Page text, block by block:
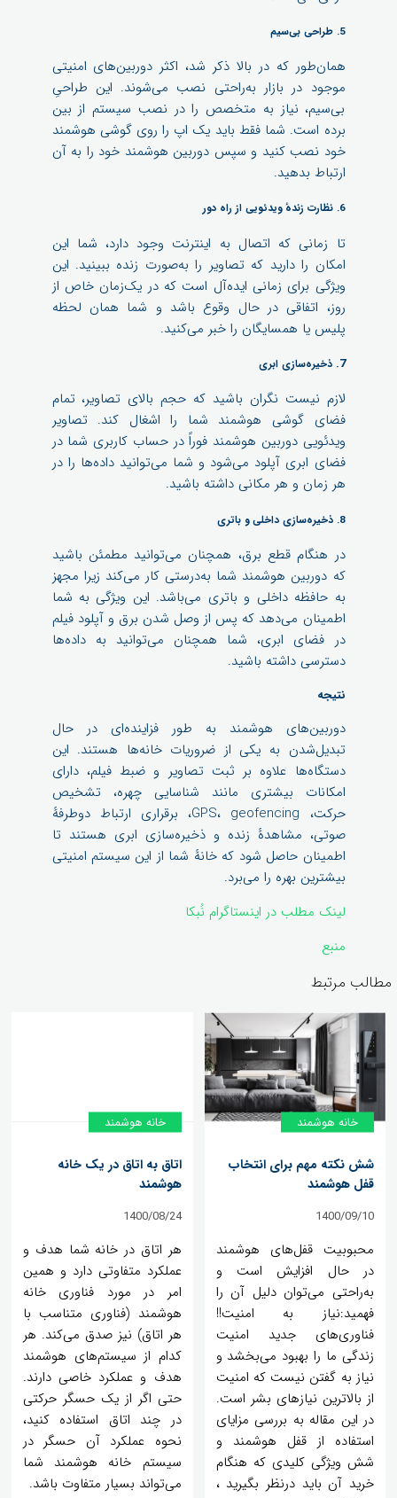
5. طراحی بی‌سیم
همان‌طور که در بالا ذکر شد، اکثر دوربین‌های امنیتی
موجود در بازار به‌راحتی نصب می‌شوند. این طراحیِ
بی‌سیم، نیاز به متخصص را در نصب سیستم از بین
برده است. شما فقط باید یک اپ را روی گوشی هوشمند
خود نصب کنید و سپس دوربین هوشمند خود را به آن
ارتباط بدهید.
6. نظارت زندهٔ ویدئویی از راه دور
تا زمانی که اتصال به اینترنت وجود دارد، شما این
امکان را دارید که تصاویر را به‌صورت زنده ببینید. این
ویژگی برای زمانی ایده‌آل است که در یک‌زمان خاص از
روز، اتفاقی در حال وقوع باشد و شما همان لحظه
پلیس یا همسایگان را خبر می‌کنید.
7. ذخیره‌سازی ابری
لازم نیست نگران باشید که حجم بالای تصاویر، تمام
فضای گوشی هوشمند شما را اشغال کند. تصاویر
ویدئویی دوربین هوشمند فوراً در حساب کاربری شما در
فضای ابری آپلود می‌شود و شما می‌توانید داده‌ها را در
هر زمان و هر مکانی داشته باشید.
8. ذخیره‌سازی داخلی و باتری
در هنگام قطع برق، همچنان می‌توانید مطمئن باشید
که دوربین هوشمند شما به‌درستی کار می‌کند زیرا مجهز
به حافظه داخلی و باتری می‌باشد. این ویژگی به شما
اطمینان می‌دهد که پس از وصل شدن برق و آپلود فیلم
در فضای ابری، شما همچنان می‌توانید به داده‌ها
دسترسی داشته باشید.
نتیجه
دوربین‌های هوشمند به طور فزاینده‌ای در حال
تبدیل‌شدن به یکی از ضروریات خانه‌ها هستند. این
دستگاه‌ها علاوه بر ثبت تصاویر و ضبط فیلم، دارای
امکانات بیشتری مانند شناسایی چهره، تشخیص
حرکت، GPS، geofencing، برقراری ارتباط دوطرفهٔ
صوتی، مشاهدهٔ زنده و ذخیره‌سازی ابری هستند تا
اطمینان حاصل شود که خانهٔ شما از این سیستم امنیتی
بیشترین بهره را می‌برد.
لینک مطلب در اینستاگرام نُبکا
منبع
مطالب مرتبط
خانه‌ هوشمند
شش نکته مهم برای انتخاب
قفل هوشمند
1400/09/10
محبوبیت قفل‌های هوشمند
در حال افزایش است و
به‌راحتی می‌توان دلیل آن را
فهمید:نیاز به امنیت!!
فناوری‌های جدید امنیت
زندگی ما را بهبود می‌بخشد و
نیاز به گفتن نیست که امنیت
از بالاترین نیازهای بشر است.
در این مقاله به بررسی مزایای
استفاده از قفل هوشمند و
شش ویژگی کلیدی که هنگام
خرید آن باید درنظر بگیرید ،
خانه‌ هوشمند
اتاق به اتاق در یک خانه
هوشمند
1400/08/24
هر اتاق در خانه شما هدف و
عملکرد متفاوتی دارد و همین
امر در مورد فناوری خانه
هوشمند (فناوری متناسب با
هر اتاق) نیز صدق می‌کند. هر
کدام از سیستم‌های هوشمند
هدف و عملکرد خاصی دارند.
حتی اگر از یک حسگر حرکتی
در چند اتاق‌ استفاده کنید،
نحوه عملکرد آن حسگر در
سیستم خانه هوشمند شما
می‌تواند بسیار متفاوت باشد.